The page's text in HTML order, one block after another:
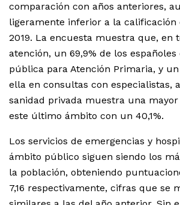
comparación con años anteriores,
ligeramente inferior a la calificación
2019. La encuesta muestra que, en
atención, un 69,9% de los españoles
pública para Atención Primaria, y
ella en consultas con especialistas,
sanidad privada muestra una
este último ámbito con un 40,1%.
Los servicios de emergencias y
ámbito público siguen siendo los
la población, obteniendo
7,16 respectivamente, cifras que se